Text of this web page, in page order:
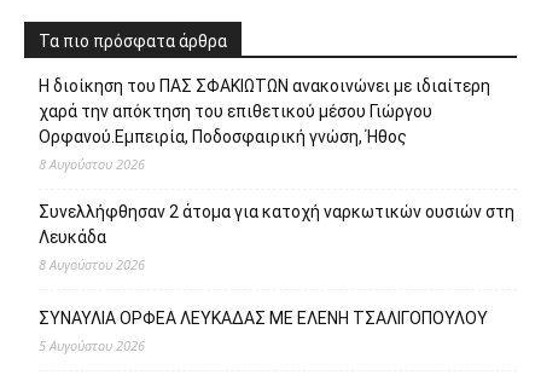
Τα πιο πρόσφατα άρθρα
Η διοίκηση του ΠΑΣ ΣΦΑΚΙΩΤΩΝ ανακοινώνει με ιδιαίτερη
χαρά την απόκτηση του επιθετικού μέσου Γιώργου
Ορφανού.Εμπειρία, Ποδοσφαιρική γνώση, Ήθος
8 Αυγούστου 2026
Συνελλήφθησαν 2 άτομα για κατοχή ναρκωτικών ουσιών στη
Λευκάδα
8 Αυγούστου 2026
ΣΥΝΑΥΛΙΑ ΟΡΦΕΑ ΛΕΥΚΑΔΑΣ ΜΕ ΕΛΕΝΗ ΤΣΑΛΙΓΟΠΟΥΛΟΥ
5 Αυγούστου 2026